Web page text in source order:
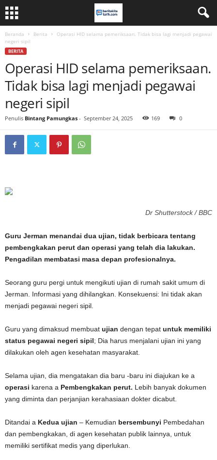
Beranda Berita
Operasi HID selama pemeriksaan. Tidak bisa lagi menjadi pegawai
negeri sipil
BERITA
Operasi HID selama pemeriksaan.
Tidak bisa lagi menjadi pegawai
negeri sipil
Penulis Bintang Pamungkas - September 24, 2025 169 0
Dr Shutterstock / BBC
Guru Jerman menandai dua ujian, tidak berbicara tentang
pembengkakan perut dan operasi yang telah dia lakukan.
Pengadilan membatasi masa depan profesionalnya.
Seorang guru pergi untuk mengikuti ujian di rumah sakit umum di
Jerman. Informasi yang dihilangkan. Konsekuensi: Ini tidak akan
menjadi pegawai negeri sipil.
Guru yang dimaksud membuat ujian dengan tepat untuk memiliki
status pegawai negeri sipil; Dia harus menjalani ujian ini yang
dilakukan oleh agen kesehatan masyarakat.
Selama ujian, dia mengatakan dia baru -baru ini diajukan ke a
operasi karena a Pembengkakan perut. Lebih banyak dokumen
yang diminta dan perjanjian kerahasiaan dokter dicabut.
Ditandai a Kedua ujian – Kemudian bersembunyi Pembedahan
dan pembengkakan, di agen kesehatan publik lainnya, untuk
memiliki sertifikat medis yang diperlukan.